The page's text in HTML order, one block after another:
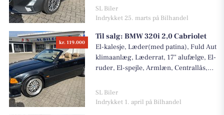
mobilopladning, Xenon/ledlygter, 2
zone klimaanlæg, Bluetooth, Dab radio,
Lys automatik, Dellæder, Nøglefri,
Læder/multifunktionsrat, Ratgearskift,
Regnsensor, Dæktrykskontrol, Udv
tempmåler, Parksensor for+bag, 4 x el-
varme, Mørktonede ruder, Tågelygter,
Splitbagsæde, Isofix, Armlæn for+bag,
SL Biler
Indrykket 25. marts på Bilhandel
kr. 119.000
Til salg: BMW 320i 2,0 Cabriolet
El-kalesje, Læder(med patina), Fuld Aut
klimaanlæg, Læderrat, 17" alufælge, El-
ruder, El-spejle, Armlæn, Centrallås,
velkørende! Nysynet d. 12/03-2026.
Nyserviceret med nyt olie+filter på
SL Biler
Indrykket 1. april på Bilhandel